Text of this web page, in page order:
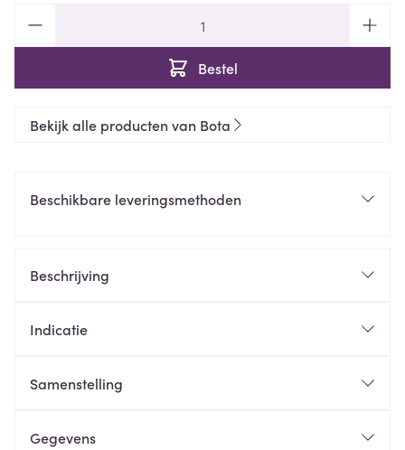
Bestel
Bekijk alle producten van Bota
Beschikbare leveringsmethoden
Beschrijving
Indicatie
Samenstelling
Gegevens